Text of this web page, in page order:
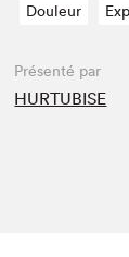
Douleur
Présenté par
HURTUBISE